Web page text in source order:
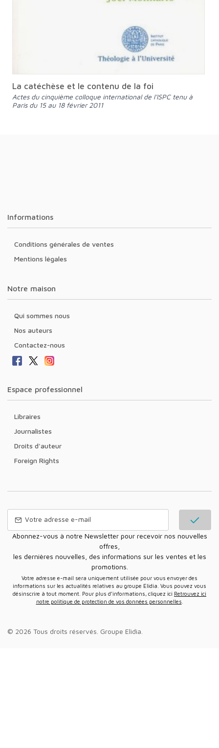
La catéchèse et le contenu de la foi
Actes du cinquième colloque international de l'ISPC tenu à
Paris du 15 au 18 février 2011
Informations
Conditions générales de ventes
Mentions légales
Notre maison
Qui sommes nous
Nos auteurs
Contactez-nous
Espace professionnel
Libraires
Journalistes
Droits d'auteur
Foreign Rights
Abonnez-vous à notre Newsletter pour recevoir nos nouvelles
offres,
les dernières nouvelles, des informations sur les ventes et les
promotions.
Votre adresse e-mail sera uniquement utilisée pour vous envoyer des
informations sur les actualités relatives au groupe Elidia. Vous pouvez vous
désinscrire à tout moment. Pour plus d’informations, cliquez ici Retrouvez ici
notre politique de protection de vos données personnelles
© 2026 Tous droits réservés. Groupe Elidia